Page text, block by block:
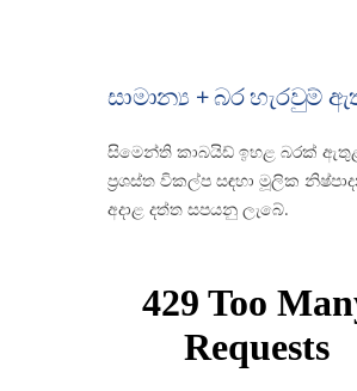
සාමාන්‍ය + බර හැරවුම්
සිමෙන්ති කාබයිඩ් ඉහළ බරක්
ප්‍රශස්ත විකල්ප සඳහා මූලික
අදාළ දත්ත සපයනු ලැබේ.